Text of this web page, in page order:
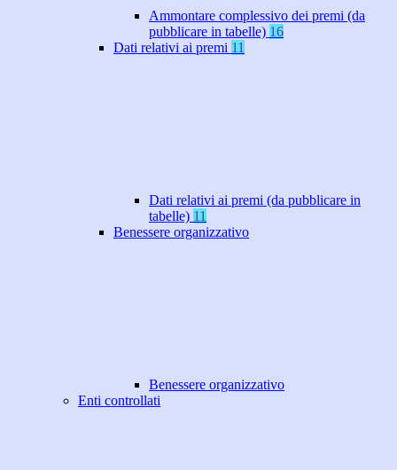
Ammontare complessivo dei premi (da
pubblicare in tabelle) 16
Dati relativi ai premi 11
Dati relativi ai premi (da pubblicare in
tabelle) 11
Benessere organizzativo
Benessere organizzativo
Enti controllati